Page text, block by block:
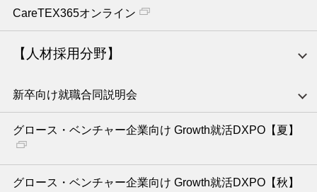
CareTEX365オンライン
【人材採用分野】
新卒向け就職合同説明会
グロース・ベンチャー企業向け Growth就活DXPO【夏】
グロース・ベンチャー企業向け Growth就活DXPO【秋】